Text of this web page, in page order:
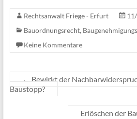
Rechtsanwalt Friege - Erfurt
Bauordnungsrecht,
Keine Kommentare
← Bewirkt der
Baustopp?
Erlöschen der